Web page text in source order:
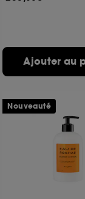
Ajouter au
Nouveauté